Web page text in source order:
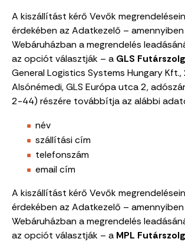
A kiszállítást kérő Vevők
érdekében az Adatkezelő –
Webáruházban a megrendelés
az opciót választják – a GLS
General Logistics Systems Hungary
Alsónémedi, GLS Európa utca 2,
2-44) részére továbbítja az alábbi
név
szállítási cím
telefonszám
email cím
A kiszállítást kérő Vevők
érdekében az Adatkezelő –
Webáruházban a megrendelés
az opciót választják – a MPL